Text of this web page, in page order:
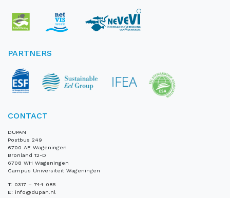
PARTNERS
CONTACT
DUPAN
Postbus 249
6700 AE Wageningen
Bronland 12-D
6708 WH Wageningen
Campus Universiteit Wageningen
T: 0317 – 744 085
E: info@dupan.nl